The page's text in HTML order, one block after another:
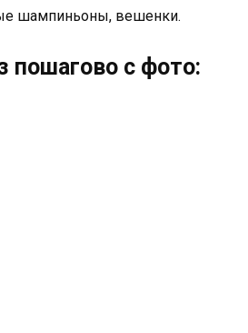
шампиньоны, вешенки.
пошагово с фото: